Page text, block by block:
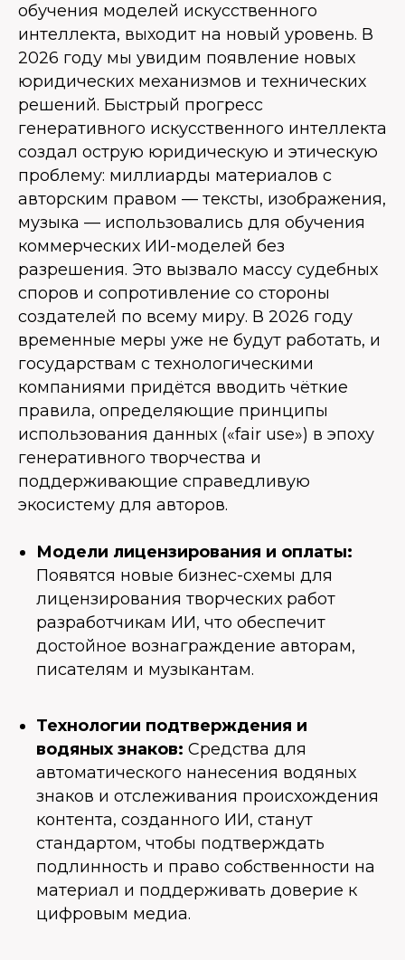
обучения моделей искусственного
интеллекта, выходит на новый уровень. В
2026 году мы увидим появление новых
юридических механизмов и технических
решений. Быстрый прогресс
генеративного искусственного интеллекта
создал острую юридическую и этическую
проблему: миллиарды материалов с
авторским правом — тексты, изображения,
музыка — использовались для обучения
коммерческих ИИ-моделей без
разрешения. Это вызвало массу судебных
споров и сопротивление со стороны
создателей по всему миру. В 2026 году
временные меры уже не будут работать, и
государствам с технологическими
компаниями придётся вводить чёткие
правила, определяющие принципы
использования данных («fair use») в эпоху
генеративного творчества и
поддерживающие справедливую
экосистему для авторов.
Модели лицензирования и оплаты:
Появятся новые бизнес-схемы для
лицензирования творческих работ
разработчикам ИИ, что обеспечит
достойное вознаграждение авторам,
писателям и музыкантам.
Технологии подтверждения и
водяных знаков: Средства для
автоматического нанесения водяных
знаков и отслеживания происхождения
контента, созданного ИИ, станут
стандартом, чтобы подтверждать
подлинность и право собственности на
материал и поддерживать доверие к
цифровым медиа.